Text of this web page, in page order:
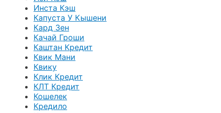
Инста Кэш
Капуста У Кышени
Кард Зен
Качай Гроши
Каштан Кредит
Квик Мани
Квику
Клик Кредит
КЛТ Кредит
Кошелек
Кредило